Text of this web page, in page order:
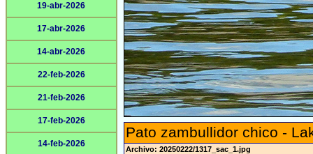
19-abr-2026
17-abr-2026
14-abr-2026
22-feb-2026
21-feb-2026
17-feb-2026
14-feb-2026
Pato zambullidor chico -
Archivo: 20250222/1317_sac_1.jpg